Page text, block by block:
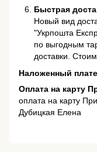
Быстрая
Новый вид
"Укрпошта
по выгодным
доставки.
Наложенный
Оплата на карту
оплата на карту
Дубицкая Елена